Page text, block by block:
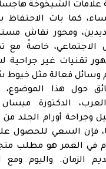
الشيخوخة هاجساً
كما بات
ومحور نقاش
الاجتماعي، خاصةً مع
تقنيات غير جراحية
وسائل فعالة مثل خيوط
حول هذا
الدكتورة ميسان
وجراحة أورام الجلد من
فإن السعي للحصول
في العمر هو مطلب
الزمان. واليوم ومع